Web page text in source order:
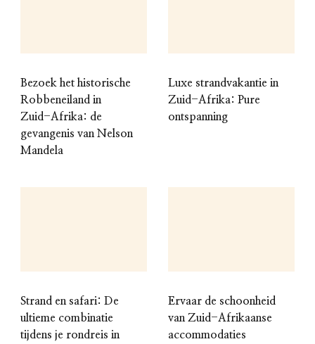
Bezoek het historische
Robbeneiland in
Zuid-Afrika: de
gevangenis van Nelson
Mandela
Luxe strandvakantie in
Zuid-Afrika: Pure
ontspanning
Strand en safari: De
ultieme combinatie
tijdens je rondreis in
Ervaar de schoonheid
van Zuid-Afrikaanse
accommodaties